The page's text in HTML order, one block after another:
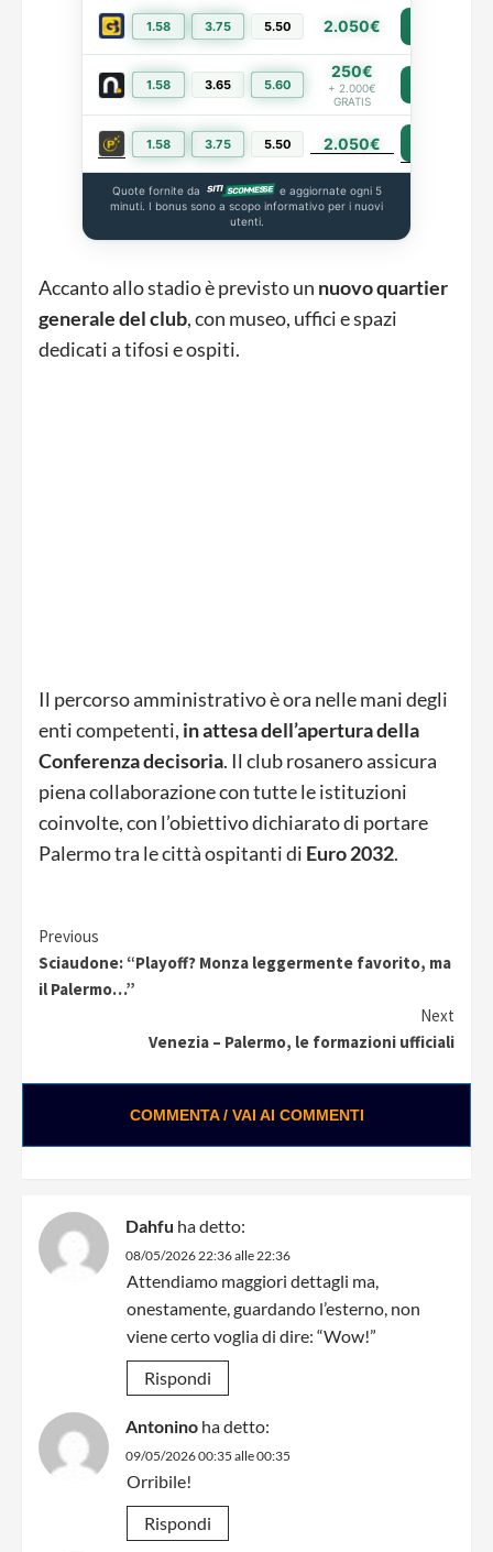
1.58 3.75 5.50 2.050€
1.58 3.65 5.60
250€
+ 2.000€
GRATIS
1.58 3.75 5.50 2.050€
Quote fornite da
e aggiornate ogni 5
minuti. I bonus sono a scopo informativo per i nuovi
utenti.
Accanto allo stadio è previsto un nuovo quartier
generale del club, con museo, uffici e spazi
dedicati a tifosi e ospiti.
Il percorso amministrativo è ora nelle mani degli
enti competenti, in attesa dell’apertura della
Conferenza decisoria. Il club rosanero assicura
piena collaborazione con tutte le istituzioni
coinvolte, con l’obiettivo dichiarato di portare
Palermo tra le città ospitanti di Euro 2032.
Continue
Reading
Previous
Sciaudone: “Playoff? Monza leggermente favorito, ma
il Palermo…”
Next
Venezia – Palermo, le formazioni ufficiali
COMMENTA / VAI AI COMMENTI
Dahfu ha detto:
08/05/2026 22:36 alle 22:36
Attendiamo maggiori dettagli ma,
onestamente, guardando l’esterno, non
viene certo voglia di dire: “Wow!”
Rispondi
Antonino ha detto:
09/05/2026 00:35 alle 00:35
Orribile!
Rispondi